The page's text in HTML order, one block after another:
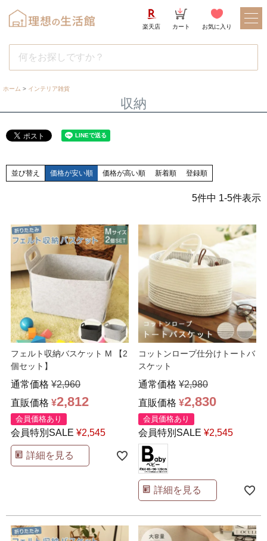
楽天店 カート お気に入り
ホーム インテリア雑貨
収納
並び替え 価格が安い順 価格が高い順 新着順 登録順
5件中 1-5件表示
フェルト収納バスケット M 【2
個セット】
通常価格 ¥2,960
直販価格 ¥2,812
会員価格あり
会員特別SALE ¥2,545
詳細を見る
コットンロープ仕分けトートバ
スケット
通常価格 ¥2,980
直販価格 ¥2,830
会員価格あり
会員特別SALE ¥2,545
詳細を見る